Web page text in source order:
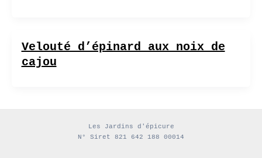
Velouté d’épinard aux noix de
cajou
Les Jardins d'épicure
N° Siret 821 642 188 00014